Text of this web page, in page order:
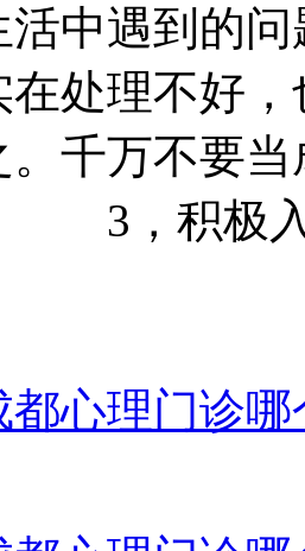
中遇到的
在处理不好
。千万不要
3，积极入
都心理门诊